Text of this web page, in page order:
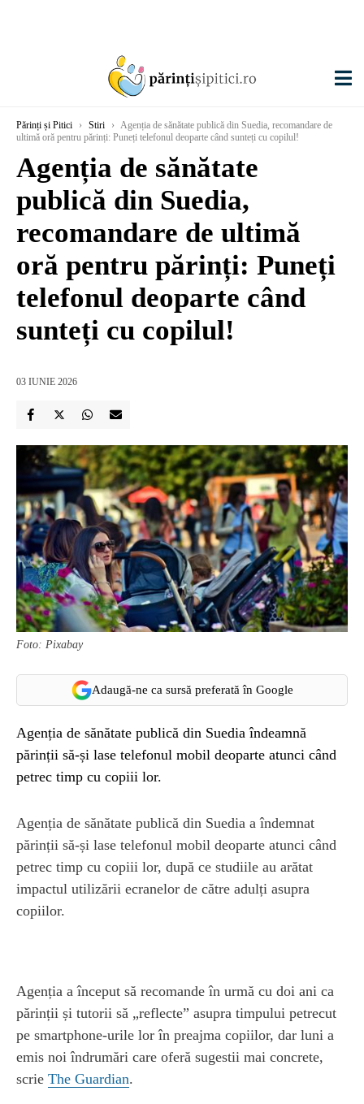
Părinți și Pitici › Stiri › Agenția de sănătate publică din Suedia, recomandare de
ultimă oră pentru părinți: Puneți telefonul deoparte când sunteți cu copilul!
Agenția de sănătate
publică din Suedia,
recomandare de ultimă
oră pentru părinți: Puneți
telefonul deoparte când
sunteți cu copilul!
03 IUNIE 2026
Foto: Pixabay
Adaugă-ne ca sursă preferată în Google
Agenția de sănătate publică din Suedia îndeamnă
părinții să-și lase telefonul mobil deoparte atunci când
petrec timp cu copiii lor.
Agenția de sănătate publică din Suedia a îndemnat
părinții să-și lase telefonul mobil deoparte atunci când
petrec timp cu copiii lor, după ce studiile au arătat
impactul utilizării ecranelor de către adulți asupra
copiilor.
Agenția a început să recomande în urmă cu doi ani ca
părinții și tutorii să „reflecte” asupra timpului petrecut
pe smartphone-urile lor în preajma copiilor, dar luni a
emis noi îndrumări care oferă sugestii mai concrete,
scrie The Guardian.